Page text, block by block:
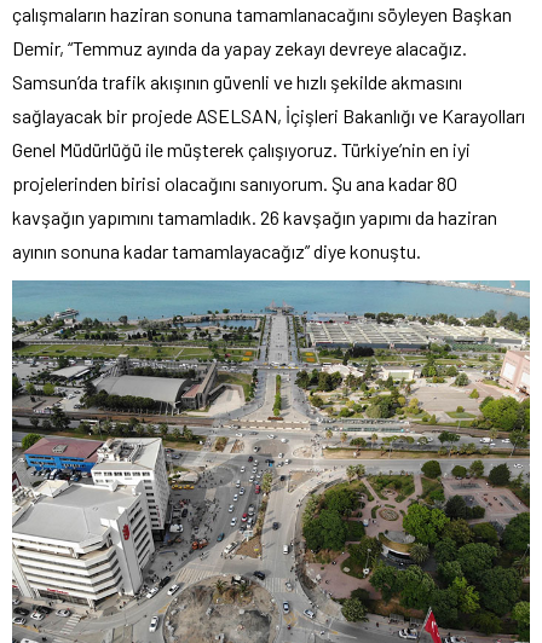
çalışmaların haziran sonuna tamamlanacağını söyleyen Başkan
Demir, “Temmuz ayında da yapay zekayı devreye alacağız.
Samsun’da trafik akışının güvenli ve hızlı şekilde akmasını
sağlayacak bir projede ASELSAN, İçişleri Bakanlığı ve Karayolları
Genel Müdürlüğü ile müşterek çalışıyoruz. Türkiye’nin en iyi
projelerinden birisi olacağını sanıyorum. Şu ana kadar 80
kavşağın yapımını tamamladık. 26 kavşağın yapımı da haziran
ayının sonuna kadar tamamlayacağız” diye konuştu.